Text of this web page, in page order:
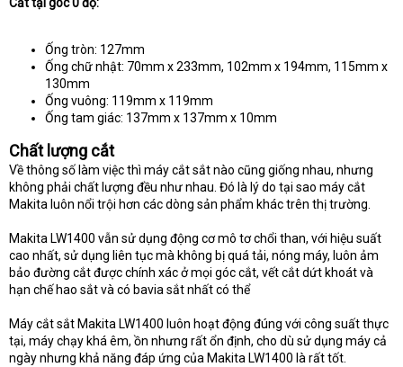
Cắt tại góc 0 độ:
Ống tròn: 127mm
Ống chữ nhật: 70mm x 233mm, 102mm x 194mm, 115mm x
130mm
Ống vuông: 119mm x 119mm
Ống tam giác: 137mm x 137mm x 10mm
Chất lượng cắt
Về thông số làm việc thì máy cắt sắt nào cũng giống nhau, nhưng
không phải chất lượng đều như nhau. Đó là lý do tại sao máy cắt
Makita luôn nổi trội hơn các dòng sản phẩm khác trên thị trường.
Makita LW1400 vẫn sử dụng động cơ mô tơ chổi than, với hiệu suất
cao nhất, sử dụng liên tục mà không bị quá tải, nóng máy, luôn ảm
bảo đường cắt được chính xác ở mọi góc cắt, vết cắt dứt khoát và
hạn chế hao sắt và có bavia sắt nhất có thể
Máy cắt sắt Makita LW1400 luôn hoạt động đúng với công suất thực
tại, máy chạy khá êm, ồn nhưng rất ổn định, cho dù sử dụng máy cả
ngày nhưng khả năng đáp ứng của Makita LW1400 là rất tốt.